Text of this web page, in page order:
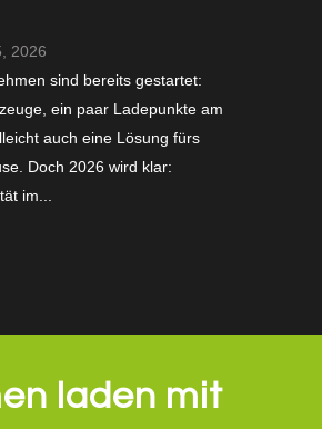
2026
sind bereits gestartet:
ein paar Ladepunkte am
auch eine Lösung fürs
Doch 2026 wird klar:
im...
laden mit